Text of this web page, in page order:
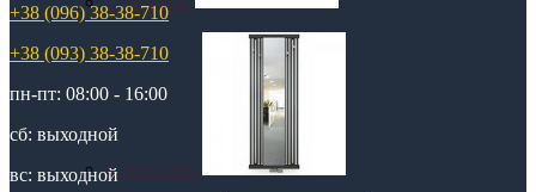
С зеркалом
+38 (096) 38-38-710
+38 (093) 38-38-710
пн-пт: 08:00 - 16:00
сб: выходной
вс: выходной